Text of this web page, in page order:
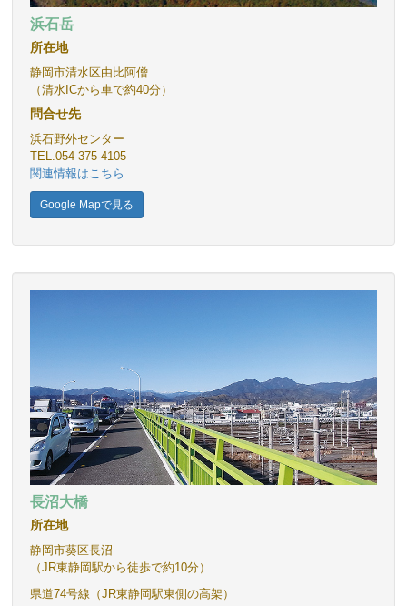
浜石岳
所在地
静岡市清水区由比阿僧
（清水ICから車で約40分）
問合せ先
浜石野外センター
TEL.054-375-4105
関連情報はこちら
Google Mapで見る
長沼大橋
所在地
静岡市葵区長沼
（JR東静岡駅から徒歩で約10分）
県道74号線（JR東静岡駅東側の高架）